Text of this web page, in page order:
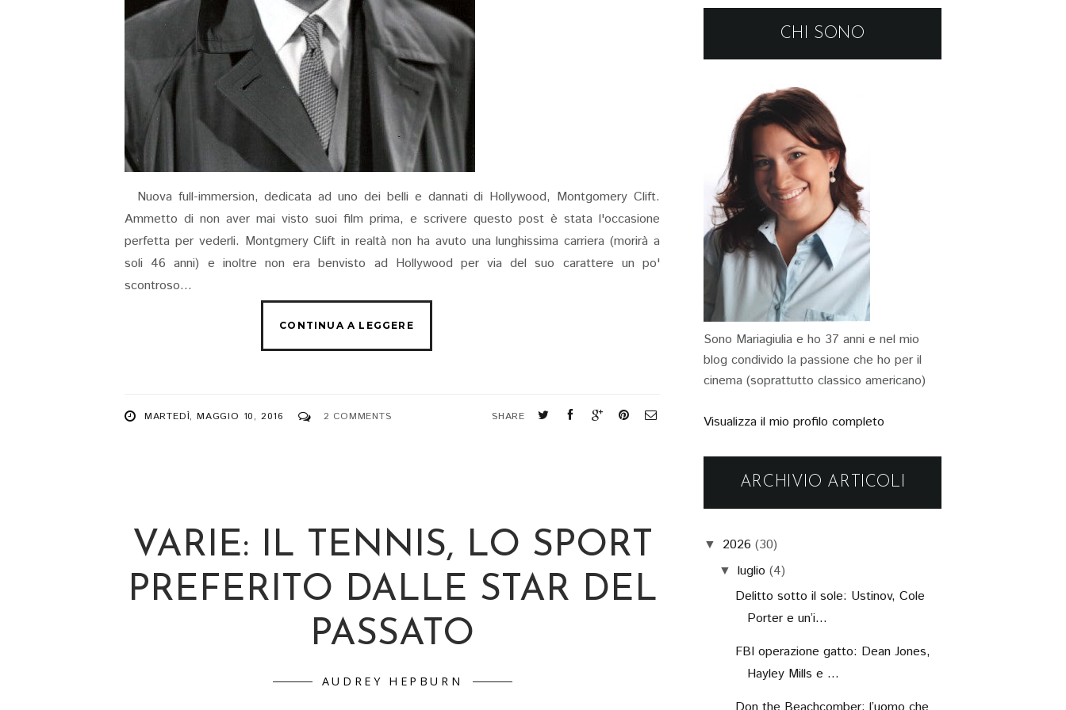
Nuova full-immersion, dedicata ad uno dei belli e dannati di Hollywood, Montgomery Clift.
Ammetto di non aver mai visto suoi film prima, e scrivere questo post è stata l'occasione
perfetta per vederli. Montgmery Clift in realtà non ha avuto una lunghissima carriera (morirà a
soli 46 anni) e inoltre non era benvisto ad Hollywood per via del suo carattere un po'
scontroso...
MARTEDÌ, MAGGIO 10, 2016 2 COMMENTS SHARE
VARIE: IL TENNIS, LO SPORT
PREFERITO DALLE STAR DEL
PASSATO
AUDREY HEPBURN
CHI SONO
Sono Mariagiulia e ho 37 anni e nel mio
blog condivido la passione che ho per il
cinema (soprattutto classico americano)
Visualizza il mio profilo completo
ARCHIVIO ARTICOLI
▼ 2026 (30)
▼ luglio (4)
Delitto sotto il sole: Ustinov, Cole
Porter e un’i...
FBI operazione gatto: Dean Jones,
Hayley Mills e ...